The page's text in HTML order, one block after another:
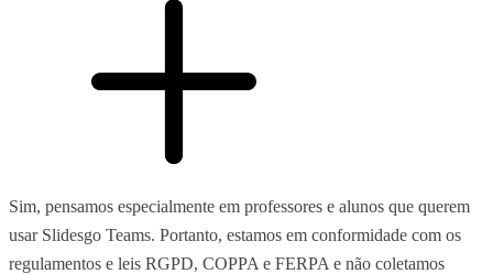
Sim, pensamos especialmente em professores e alunos que querem
usar Slidesgo Teams. Portanto, estamos em conformidade com os
regulamentos e leis RGPD, COPPA e FERPA e não coletamos